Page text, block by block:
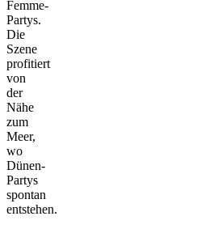
Femme-
Partys.
Die
Szene
profitiert
von
der
Nähe
zum
Meer,
wo
Dünen-
Partys
spontan
entstehen.